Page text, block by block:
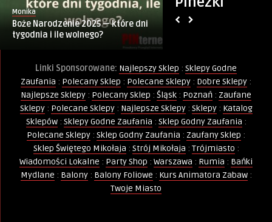
Monika
Boże Narodzenie 2025 — które dni
tygodnia i ile wolnego?
Linki Sponsorowane: Najlepszy Sklep : Sklepy Godne
Zaufania : Polecany Sklep : Polecane Sklepy : Dobre Sklepy :
Najlepsze Sklepy : Polecany Sklep : Śląsk : Poznań : Zaufane
Sklepy: Polecane Sklepy: Najlepsze Sklepy: Sklepy: Katalog
Sklepów: Sklepy Godne Zaufania : Sklep Godny Zaufania :
Polecane Sklepy : Sklep Godny Zaufania : Zaufany Sklep :
Sklep Świętego Mikołaja : Strój Mikołaja : Trójmiasto :
Wiadomości Lokalne : Party Shop : Warszawa : Rumia : Bańki
Mydlane : Balony: Balony Foliowe : Kurs Animatora Zabaw:
Twoje Miasto